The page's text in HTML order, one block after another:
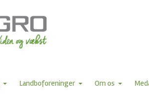
Landboforeninger Om os